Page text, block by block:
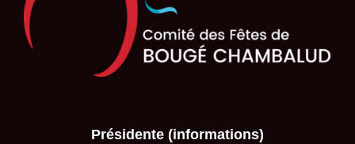
Présidente (informations)